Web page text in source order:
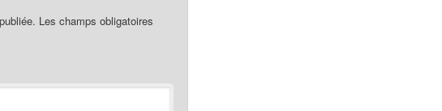
Les champs obligatoires